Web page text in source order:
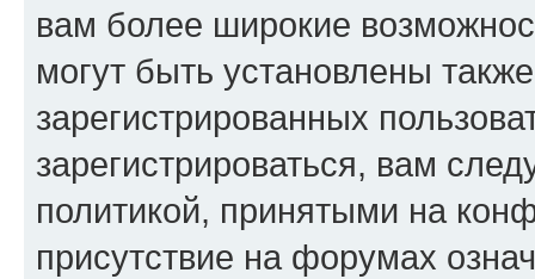
вам более широкие
могут быть установлены
зарегистрированных
зарегистрироваться, вам
политикой, принятыми на
присутствие на форумах